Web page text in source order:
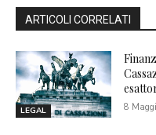
ARTICOLI CORRELATI
LEGAL 8